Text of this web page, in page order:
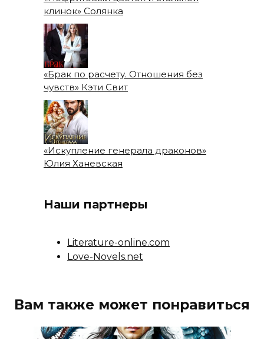
клинок» Солянка
«Брак по расчету. Отношения без
чувств» Кэти Свит
«Искупление генерала драконов»
Юлия Ханевская
Наши партнеры
Literature-online.com
Love-Novels.net
Вам также может понравиться